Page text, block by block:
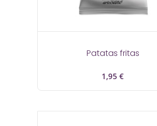
Patatas fritas
Precio
1,95 €